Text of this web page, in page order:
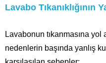
Lavabo Tıkanıklığının
Lavabonun tıkanmasına
nedenlerin başında yanlış